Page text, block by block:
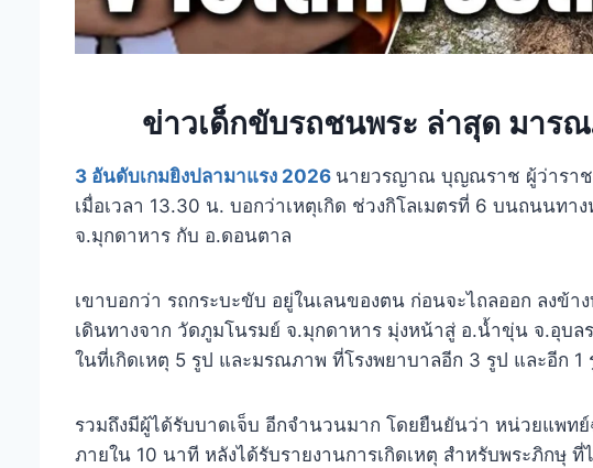
ข่าวเด็กขับรถชนพระ ล่าสุด มาร
3 อันดับเกมยิงปลามาแรง 2026 นายวรญาณ บุญณราช ผู้ว่าราช
เมื่อเวลา 13.30 น. บอกว่าเหตุเกิด ช่วงกิโลเมตรที่ 6 บนถนนทา
จ.มุกดาหาร กับ อ.ดอนตาล
เขาบอกว่า รถกระบะขับ อยู่ในเลนของตน ก่อนจะไถลออก ลงข้า
เดินทางจาก วัดภูมโนรมย์ จ.มุกดาหาร มุ่งหน้าสู่ อ.น้ำขุ่น จ.อุบ
ในที่เกิดเหตุ 5 รูป และมรณภาพ ที่โรงพยาบาลอีก 3 รูป และอีก 1
รวมถึงมีผู้ได้รับบาดเจ็บ อีกจำนวนมาก โดยยืนยันว่า หน่วยแพท
ภายใน 10 นาที หลังได้รับรายงานการเกิดเหตุ สำหรับพระภิกษุ